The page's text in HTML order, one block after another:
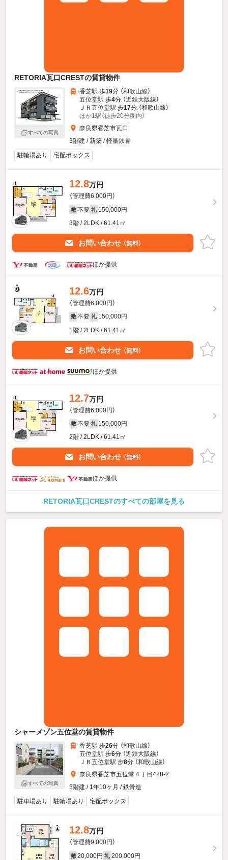
RETORIA瓦口CRESTの賃貸物件
すべての写真
香芝駅 歩19分 （和歌山線）
五位堂駅 歩4分 （近鉄大阪線）
ＪＲ五位堂駅 歩17分 （和歌山線）
ほか1駅（徒歩20分圏内）
奈良県香芝市瓦口
3階建 / 新築 / 軽量鉄骨
駐輪場あり
宅配ボックス
12.8万円
（管理費6,000円）
敷 不要 礼 150,000円
3階 / 2LDK / 61.41㎡
お問い合わせ （無料）
ほか提供
12.6万円
（管理費6,000円）
敷 不要 礼 150,000円
1階 / 2LDK / 61.41㎡
お問い合わせ （無料）
ほか提供
12.7万円
（管理費6,000円）
敷 不要 礼 150,000円
2階 / 2LDK / 61.41㎡
お問い合わせ （無料）
ほか提供
RETORIA瓦口CRESTのすべての部屋を見る
シャーメゾン五位堂の賃貸物件
すべての写真
香芝駅 歩26分 （和歌山線）
五位堂駅 歩6分 （近鉄大阪線）
ＪＲ五位堂駅 歩8分 （和歌山線）
奈良県香芝市五位堂４丁目428-2
3階建 / 1年10ヶ月 / 鉄骨造
駐車場あり
駐輪場あり 宅配ボックス
12.8万円
（管理費9,000円）
敷 20,000円 礼 200,000円